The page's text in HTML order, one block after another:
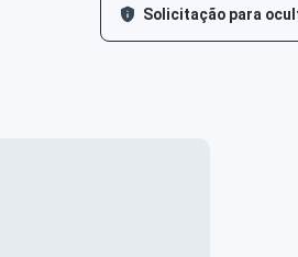
Solicitação para